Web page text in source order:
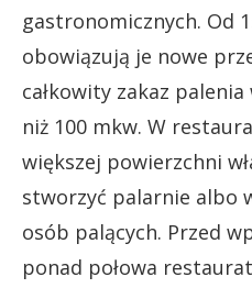
gastronomicznych. Od
obowiązują je nowe
całkowity zakaz
niż 100 mkw. W
większej powierzchni
stworzyć palarnie albo
osób palących. Przed
ponad połowa